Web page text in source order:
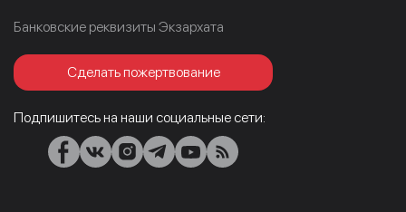
Банковские реквизиты Экзархата
Сделать пожертвование
Подпишитесь на наши социальные сети: